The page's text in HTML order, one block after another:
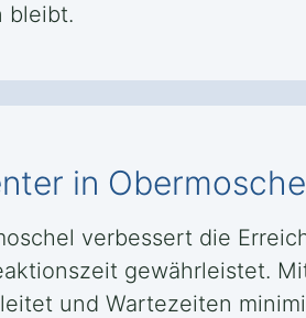
bleibt.
in
verbessert die
gewährleistet.
und Wartezeiten